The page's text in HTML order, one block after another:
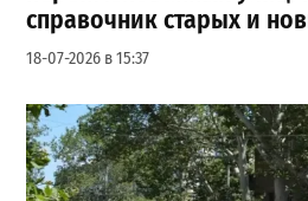
справочник старых и
18-07-2026 в 15:37